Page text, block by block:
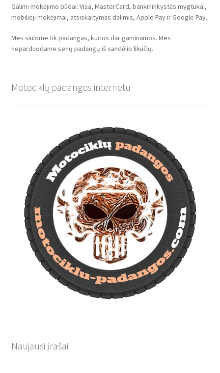
Galimi mokėjimo būdai: Visa, MasterCard, bankininkystės mygtukai,
mobilieji mokėjimai, atsiskaitymas dalimis, Apple Pay ir Google Pay.
Mes siūlome tik padangas, kurios dar gaminamos. Mes
neparduodame senų padangų iš sandėlio likučių.
Motociklų padangos internetu
Naujausi įrašai